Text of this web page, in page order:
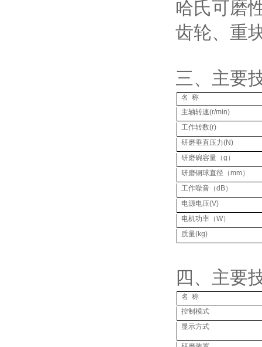
哈氏可磨
齿轮、重
三、主要
名 称
主轴转速(r/min)
工作转数(r)
研磨垂直压力(N)
研磨碗容量（g ）
研磨钢球直径（mm）
工作噪音（dB）
电源电压(V)
电机功率（W）
质量(kg)
四、主要
名 称
控制模式
显示方式